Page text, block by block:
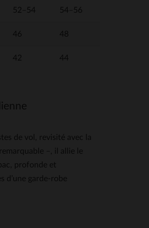
52–54 54–56
46 48
42 44
de vol, revisité avec la
–, il allie le
profonde et
d’une garde-robe